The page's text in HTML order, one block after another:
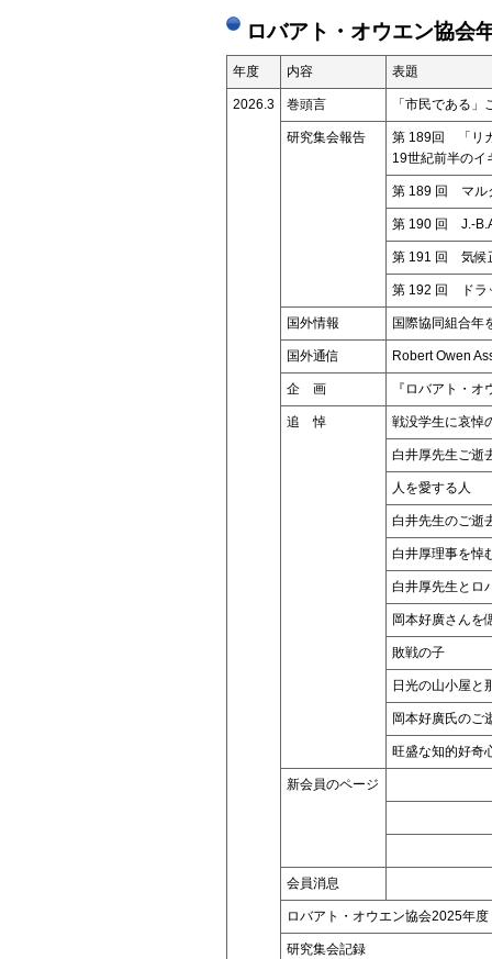
ロバアト・オウエン協
年度 内容 表題
2026.3 巻頭言 「市民である
研究集会報告
第 189回 「リ
19世紀前半のイ
第 189 回 マル
第 190 回 J.-
第 191 回 気候
第 192 回 ドラ
国外情報 国際協同組合年
国外通信 Robert Owen
企 画 『ロバアト・
追 悼 戦没学生に哀悼
白井厚先生ご逝
人を愛する人
白井先生のご逝
白井厚理事を悼
白井厚先生とロ
岡本好廣さんを
敗戦の子
日光の山小屋と
岡本好廣氏のご
旺盛な知的好奇
新会員のページ
会員消息
ロバアト・オウエン協会2025年
研究集会記録